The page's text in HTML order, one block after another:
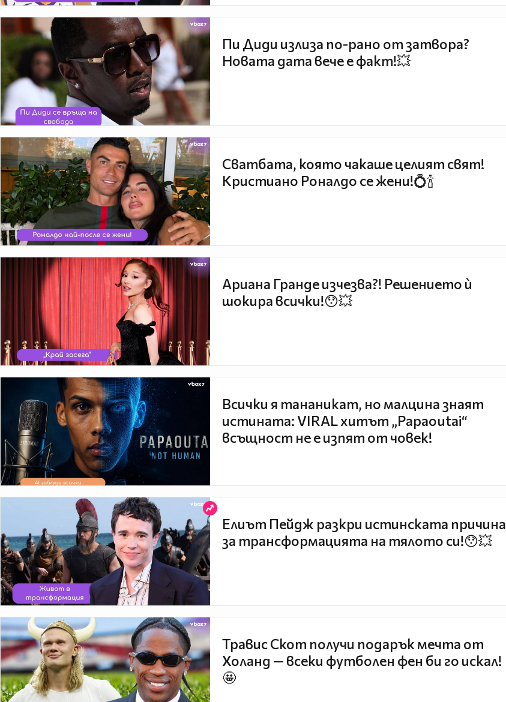
Пи Диди излиза по-рано от затвора?
Новата дата вече е факт!💥
Сватбата, която чакаше целият свят!
Кристиано Роналдо се жени!💍🍾
Ариана Гранде изчезва?! Решението ѝ
шокира всички!😯💥
Всички я тананикат, но малцина знаят
истината: VIRAL хитът „Papaoutai“
всъщност не е изпят от човек!
Елиът Пейдж разкри истинската причина
за трансформацията на тялото си!😯💥
Травис Скот получи подарък мечта от
Холанд — всеки футболен фен би го искал!
🤩